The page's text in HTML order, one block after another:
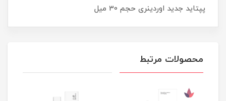
پپتاید جدید اوردینری حجم 30 میل
محصولات مرتبط